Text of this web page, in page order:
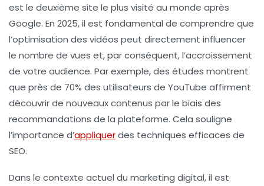
est le deuxième site le plus visité au monde après
Google. En 2025, il est fondamental de comprendre que
l’optimisation des vidéos peut directement influencer
le nombre de vues et, par conséquent, l’accroissement
de votre audience. Par exemple, des études montrent
que près de 70% des utilisateurs de YouTube affirment
découvrir de nouveaux contenus par le biais des
recommandations de la plateforme. Cela souligne
l’importance d’appliquerdes techniques efficaces de
SEO.
Dans le contexte actuel du marketing digital, il est